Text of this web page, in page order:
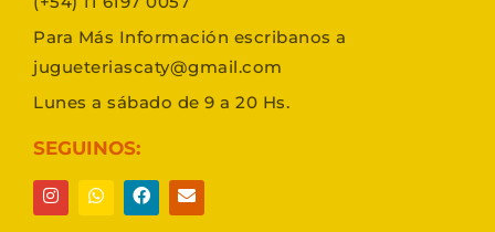
Para Más Información escribanos a
jugueteriascaty@gmail.com
Lunes a sábado de 9 a 20 Hs.
SEGUINOS: